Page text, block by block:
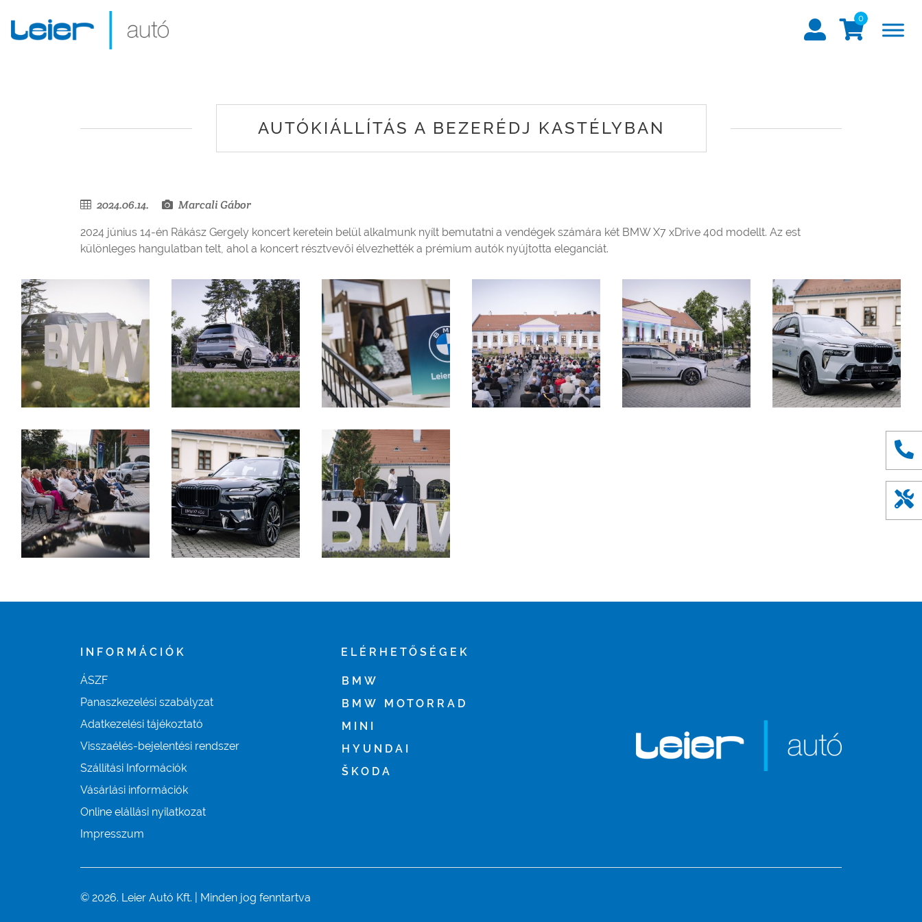
0
AUTÓKIÁLLÍTÁS A BEZERÉDJ KASTÉLYBAN
2024.06.14. Marcali Gábor
2024 június 14-én Rákász Gergely koncert keretein belül alkalmunk nyílt bemutatni a vendégek számára két BMW X7 xDrive 40d modellt. Az est
különleges hangulatban telt, ahol a koncert résztvevői élvezhették a prémium autók nyújtotta eleganciát.
INFORMÁCIÓK
ÁSZF
Panaszkezelési szabályzat
Adatkezelési tájékoztató
Visszaélés-bejelentési rendszer
Szállítási Információk
Vásárlási információk
Online elállási nyilatkozat
Impresszum
ELÉRHETŐSÉGEK
BMW
BMW MOTORRAD
MINI
HYUNDAI
ŠKODA
© 2026. Leier Autó Kft. | Minden jog fenntartva